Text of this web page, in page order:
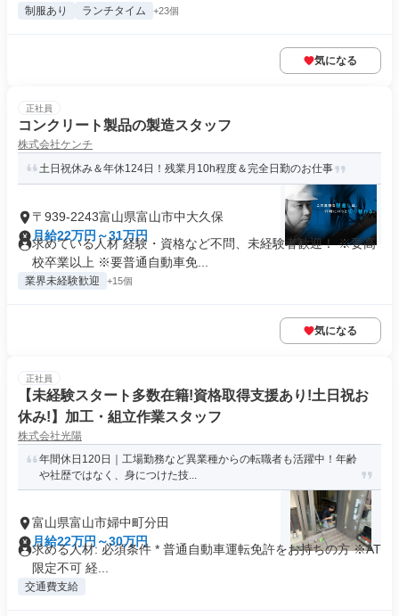
制服あり ランチタイム +23個
気になる
正社員
コンクリート製品の製造スタッフ
株式会社ケンチ
土日祝休み＆年休124日！残業月10h程度＆完全日勤のお仕事
〒939-2243富山県富山市中大久保
月給22万円～31万円
求めている人材 経験・資格など不問、未経験者歓迎！ ※要高
校卒業以上 ※要普通自動車免...
業界未経験歓迎 +15個
気になる
正社員
【未経験スタート多数在籍!資格取得支援あり!土日祝お
休み!】加工・組立作業スタッフ
株式会社光陽
年間休日120日｜工場勤務など異業種からの転職者も活躍中！年齢
や社歴ではなく、身につけた技...
富山県富山市婦中町分田
月給22万円～30万円
求める人材: 必須条件 * 普通自動車運転免許をお持ちの方 ※AT
限定不可 経...
交通費支給